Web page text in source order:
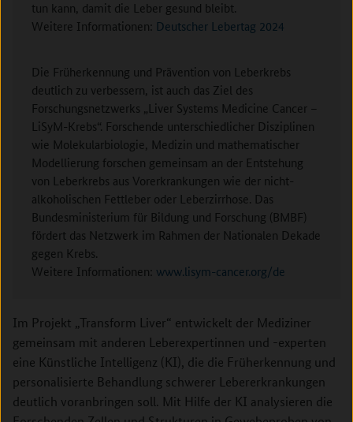
tun kann, damit die Leber gesund bleibt.
Weitere Informationen: Deutscher Lebertag 2024
Die Früherkennung und Prävention von Leberkrebs
deutlich zu verbessern, ist auch das Ziel des
Forschungsnetzwerks „Liver Systems Medicine Cancer –
LiSyM-Krebs“. Forschende unterschiedlicher Disziplinen
wie Molekularbiologie, Medizin und mathematischer
Modellierung forschen gemeinsam an der Entstehung
von Leberkrebs aus Vorerkrankungen wie der nicht-
alkoholischen Fettleber oder Leberzirrhose. Das
Bundesministerium für Bildung und Forschung (BMBF)
fördert das Netzwerk im Rahmen der Nationalen Dekade
gegen Krebs.
Weitere Informationen: www.lisym-cancer.org/de
Im Projekt „Transform Liver“ entwickelt der Mediziner
gemeinsam mit anderen Leberexpertinnen und -experten
eine Künstliche Intelligenz (KI), die die Früherkennung und
personalisierte Behandlung schwerer Lebererkrankungen
deutlich voranbringen soll. Mit Hilfe der KI analysieren die